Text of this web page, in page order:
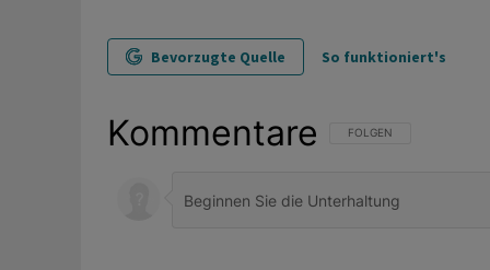
Bevorzugte Quelle So funktioniert's
Kommentare FOLGE DIESER
FOLGEN